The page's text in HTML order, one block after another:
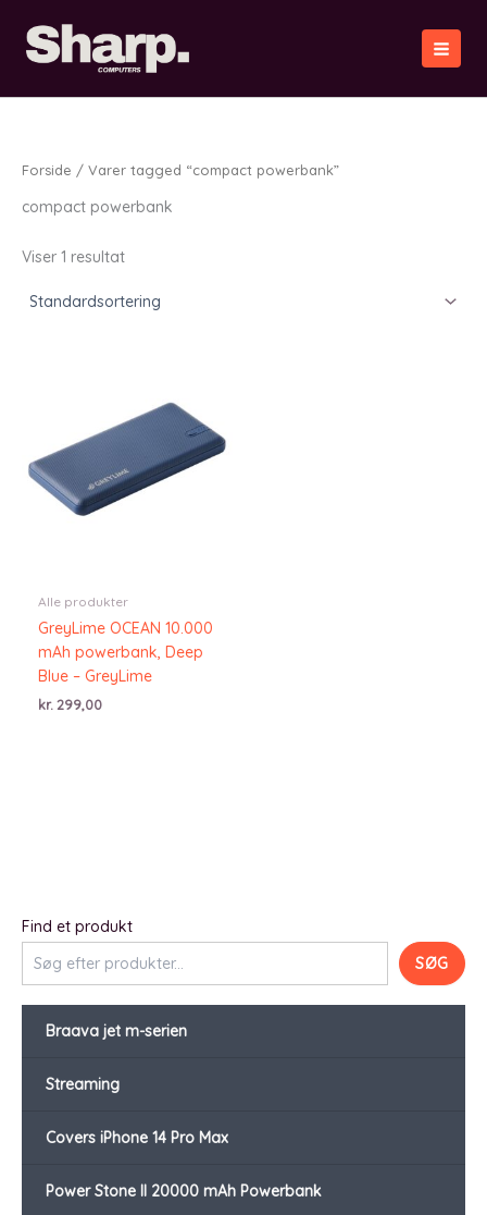
indholdet
Find et produkt
SØG
Braava jet m-serien
Streaming
Covers iPhone 14 Pro Max
Power Stone II 20000 mAh Powerbank
Forside / Varer tagged “compact powerbank”
compact powerbank
Viser 1 resultat
Alle produkter
GreyLime OCEAN 10.000
mAh powerbank, Deep
Blue – GreyLime
kr. 299,00